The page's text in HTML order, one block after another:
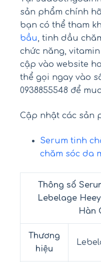
sản phẩm chính
bạn có thể tham
bầu, tinh dầu
chức năng,
cập vào website
thể gọi ngay vào số
0938855548 để
Cập nhật các sản
Serum tinh
chăm sóc da
Thông số
Lebelage
Hàn
Thương
hiệu